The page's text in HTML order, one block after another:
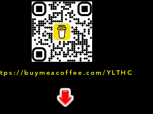
buymeacoffee.com/YLTHC